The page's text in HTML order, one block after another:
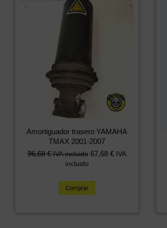
Amortiguador trasero YAMAHA
TMAX 2001-2007
96,68€ IVA incluido 67,68 € IVA
incluido
Comprar